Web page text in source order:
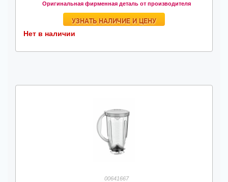
Оригинальная фирменная деталь от производителя
УЗНАТЬ НАЛИЧИЕ И ЦЕНУ
Нет в наличии
00641667